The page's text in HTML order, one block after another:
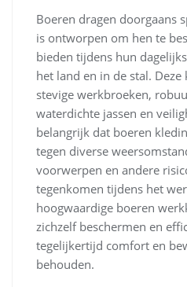
Boeren dragen doorgaans
is ontworpen om hen te
bieden tijdens hun
het land en in de stal.
stevige werkbroeken,
waterdichte jassen en
belangrijk dat boeren
tegen diverse
voorwerpen en andere
tegenkomen tijdens het
hoogwaardige boeren
zichzelf beschermen en
tegelijkertijd comfort en
behouden.